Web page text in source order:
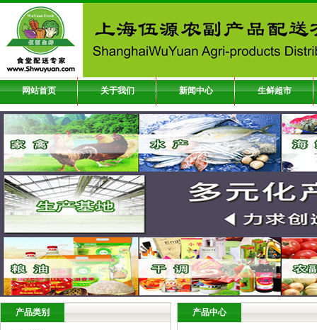
网站首页 关于我们 新闻中心 生鲜超市
产品类别 产品中心